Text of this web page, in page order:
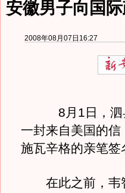
安徽男子向国
2008年08月07日16:27
8月1日，泗县
一封来自美国的
施瓦辛格的亲笔签
在此之前，韦